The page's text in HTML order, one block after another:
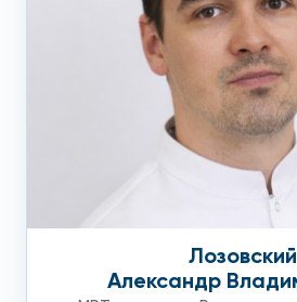
Лозовский
Александр